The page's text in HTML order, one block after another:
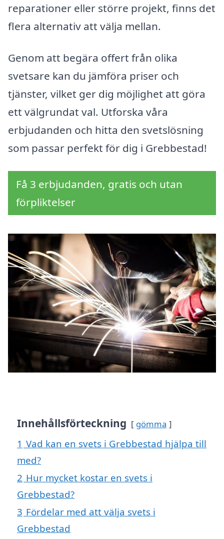
reparationer eller större projekt, finns det
flera alternativ att välja mellan.
Genom att begära offert från olika
svetsare kan du jämföra priser och
tjänster, vilket ger dig möjlighet att göra
ett välgrundat val. Utforska våra
erbjudanden och hitta den svetslösning
som passar perfekt för dig i Grebbestad!
Få 3 erbjudanden, gratis och utan
förpliktelser
Innehållsförteckning gömma
1 Vad kan en svets i Grebbestad hjälpa till
med?
2 Hur mycket kostar en svets i
Grebbestad?
3 Fördelar med att välja svets i
Grebbestad